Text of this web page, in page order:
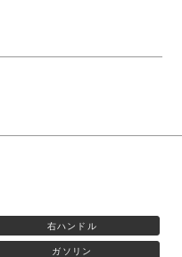
右ハンドル
ガソリン